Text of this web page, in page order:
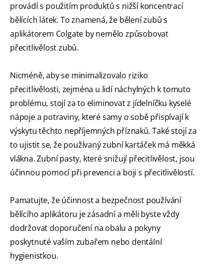
provádí s použitím produktů s nižší koncentrací
bělících látek. To znamená, že bělení zubů s
aplikátorem Colgate by nemělo způsobovat
přecitlivělost zubů.
Nicméně, aby se minimalizovalo riziko
přecitlivělosti, zejména u lidí náchylných k tomuto
problému, stojí za to eliminovat z jídelníčku kyselé
nápoje a potraviny, které samy o sobě přispívají k
výskytu těchto nepříjemných příznaků. Také stojí za
to ujistit se, že používaný zubní kartáček má měkká
vlákna. Zubní pasty, které snižují přecitlivělost, jsou
účinnou pomocí při prevenci a boji s přecitlivělostí.
Pamatujte, že účinnost a bezpečnost používání
bělícího aplikátoru je zásadní a měli byste vždy
dodržovat doporučení na obalu a pokyny
poskytnuté vaším zubařem nebo dentální
hygienistkou.